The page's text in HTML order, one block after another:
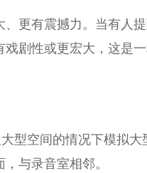
更有震撼力。当有人
剧性或更宏大，这是
型空间的情况下模拟
与录音室相邻。